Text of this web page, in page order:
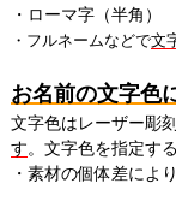
・ローマ字（半角
・フルネームなどで文
お名前の文字色
文字色はレーザー彫
す。文字色を指定す
・素材の個体差によ